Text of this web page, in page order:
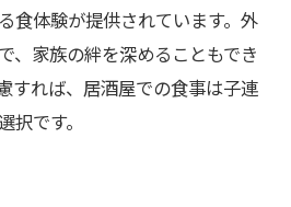
食体験が提供されています。外
、家族の絆を深めることもでき
すれば、居酒屋での食事は子連
択です。